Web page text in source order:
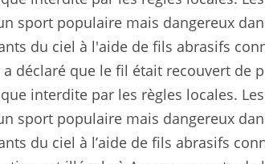
a déclaré que le fil était recouvert de
interdite par les règles locales.
sport populaire mais dangereux
du ciel à l’aide de fils abrasifs